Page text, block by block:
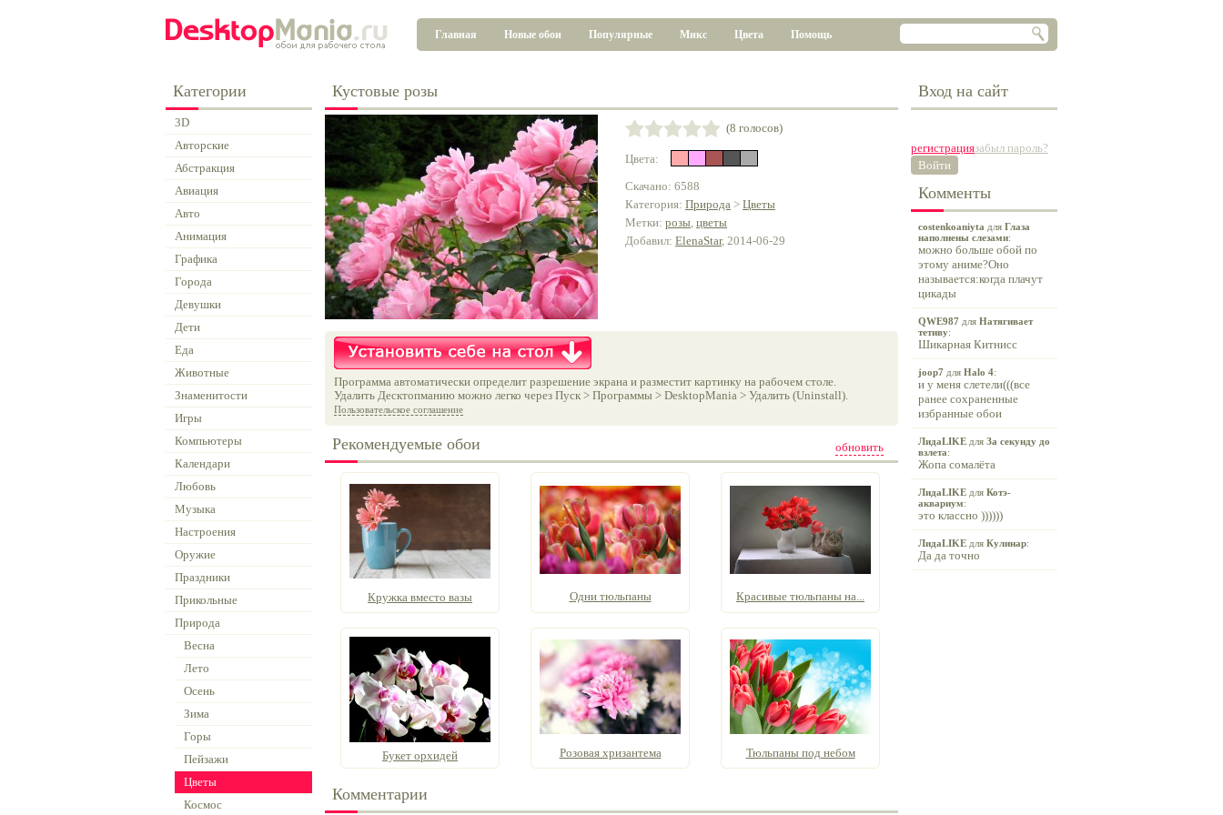
Главная Новые обои Популярные Микс Цвета Помощь
Категории
3D
Авторские
Абстракция
Авиация
Авто
Анимация
Графика
Города
Девушки
Дети
Еда
Животные
Знаменитости
Игры
Компьютеры
Календари
Любовь
Музыка
Настроения
Оружие
Праздники
Прикольные
Природа
Весна
Лето
Осень
Зима
Горы
Пейзажи
Цветы
Космос
Кустовые розы
(8 голосов)
Цвета:
Скачано: 6588
Категория: Природа > Цветы
Метки: розы, цветы
Добавил: ElenaStar, 2014-06-29
Программа автоматически определит разрешение экрана и разместит картинку на рабочем столе.
Удалить Десктопманию можно легко через Пуск > Программы > DesktopMania > Удалить (Uninstall).
Пользовательское соглашение
обновить
Рекомендуемые обои
Кружка вместо вазы Одни тюльпаны Красивые тюльпаны на...
Букет орхидей Розовая хризантема Тюльпаны под небом
Комментарии
Вход на сайт
регистрациязабыл пароль?
Войти
Комменты
costenkoaniyta для Глаза
наполнены слезами:
можно больше обой по
этому аниме?Оно
называется:когда плачут
цикады
QWE987 для Натягивает
тетиву:
Шикарная Китнисс
joop7 для Halo 4:
и у меня слетели(((все
ранее сохраненные
избранные обои
ЛидаLIKE для За секунду до
взлета:
Жопа сомалёта
ЛидаLIKE для Котэ-
аквариум:
это классно ))))))
ЛидаLIKE для Кулинар:
Да да точно